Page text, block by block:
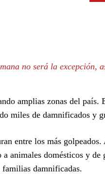
no será la excepción,
amplias zonas del país.
miles de damnificados y
entre los más
animales domésticos y
familias damnificadas.